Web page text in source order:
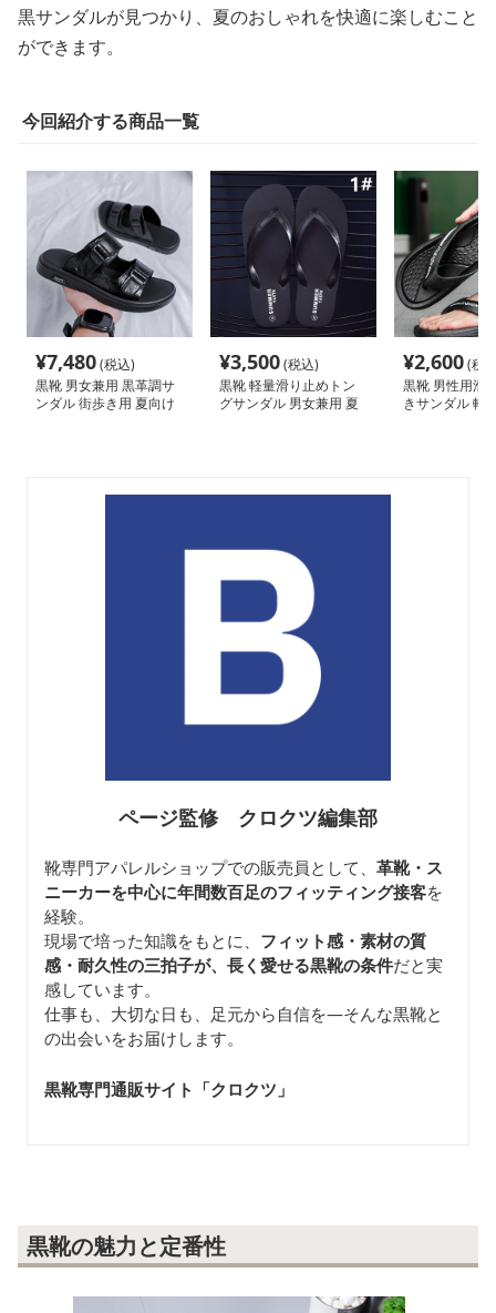
黒サンダルが見つかり、夏のおしゃれを快適に楽しむこと
ができます。
今回紹介する商品一覧
¥7,480(税込)
黒靴 男女兼用 黒革調サ
ンダル 街歩き用 夏向け
¥3,500(税込)
黒靴 軽量滑り止めトン
グサンダル 男女兼用 夏
¥2,600(税
黒靴 男性用滑
きサンダル 軽
ページ監修 クロクツ編集部
靴専門アパレルショップでの販売員として、 革靴・ス
ニーカーを中心に年間数百足のフィッティング接客を
経験。
現場で培った知識をもとに、 フィット感・素材の質
感・耐久性の三拍子が、長く愛せる黒靴の条件だと実
感しています。
仕事も、大切な日も、足元から自信を—そんな黒靴と
の出会いをお届けします。
黒靴専門通販サイト「クロクツ 」
黒靴の魅力と定番性